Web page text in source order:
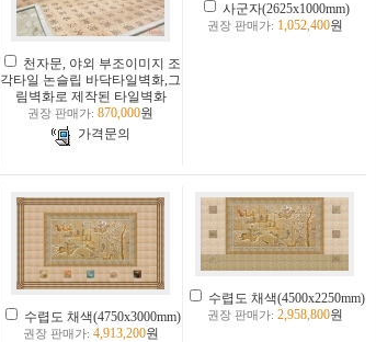
천자문, 야외 부조이미지 조
각타일 논슬립 바닥타일벽화,그
림벽화로 제작된 타일벽화
권장 판매가:870,000원
가격문의
사군자(2625x1000mm)
권장 판매가: 1,052,400원
수렵도 채색(4750x3000mm)
권장 판매가: 4,913,200원
수렵도 채색(4500x2250mm)
권장 판매가: 2,958,800원